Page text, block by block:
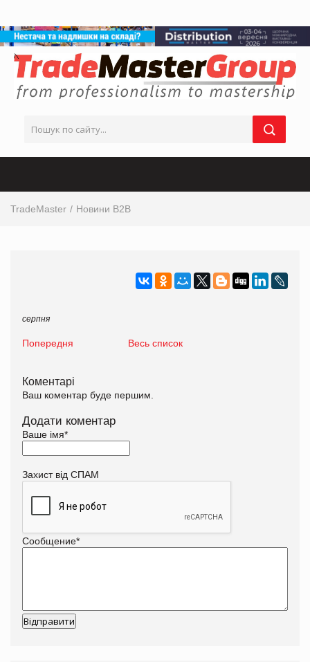
TradeMaster Новини B2B
серпня
Попередня Весь список
Коментарі
Ваш коментар буде першим.
Додати коментар
Ваше імя*
Захист від СПАМ
Сообщение*